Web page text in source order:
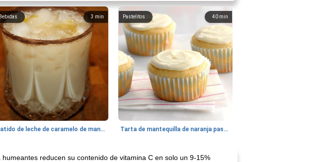
3 min
Bebidas
Batido de leche de caramelo de mantequilla (alcohólico)
40 min
Pastelitos
Tarta de mantequilla de naranja pasada de moda
reducen su contenido de vitamina C en solo un 9-15%